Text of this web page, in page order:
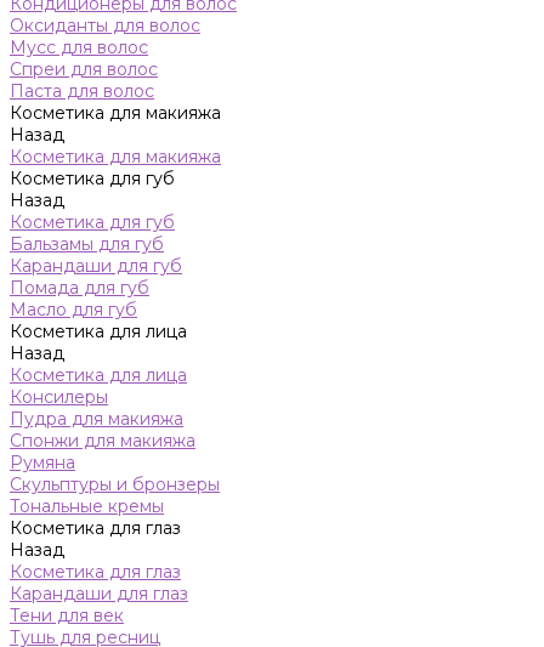
Оксиданты для волос
Мусс для волос
Спреи для волос
Паста для волос
Косметика для макияжа
Назад
Косметика для макияжа
Косметика для губ
Назад
Косметика для губ
Бальзамы для губ
Карандаши для губ
Помада для губ
Масло для губ
Косметика для лица
Назад
Косметика для лица
Консилеры
Пудра для макияжа
Спонжи для макияжа
Румяна
Скульптуры и бронзеры
Тональные кремы
Косметика для глаз
Назад
Косметика для глаз
Карандаши для глаз
Тени для век
Тушь для ресниц